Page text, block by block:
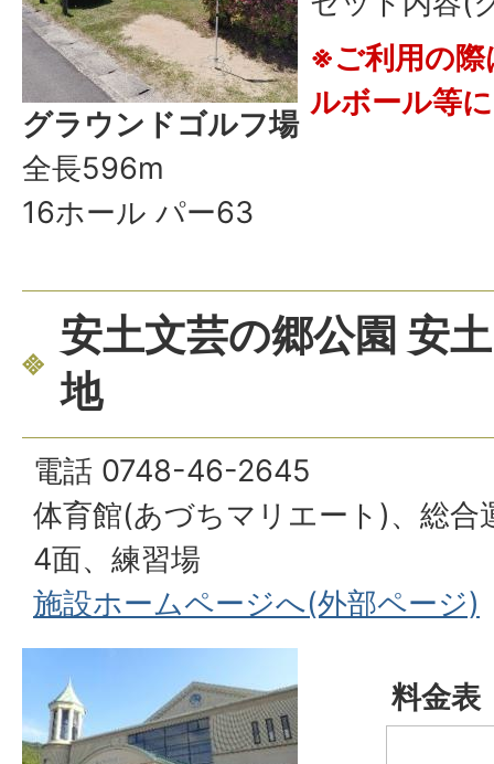
グラウンドゴルフ場
全長596m
16ホール パー63
※ご利用の際
ルボール等
安土文芸の郷公園 安
地
電話 0748-46-2645
体育館(あづちマリエート)、総合
4面、練習場
施設ホームページへ(外部ページ)
料金表